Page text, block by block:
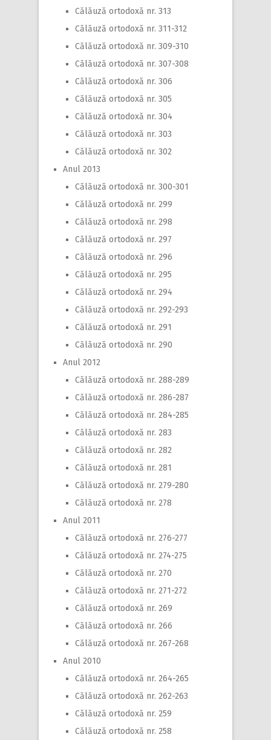
Călăuză ortodoxă nr. 313
Călăuză ortodoxă nr. 311-312
Călăuză ortodoxă nr. 309-310
Călăuză ortodoxă nr. 307-308
Călăuză ortodoxă nr. 306
Călăuză ortodoxă nr. 305
Călăuză ortodoxă nr. 304
Călăuză ortodoxă nr. 303
Călăuză ortodoxă nr. 302
Anul 2013
Călăuză ortodoxă nr. 300-301
Călăuză ortodoxă nr. 299
Călăuză ortodoxă nr. 298
Călăuză ortodoxă nr. 297
Călăuză ortodoxă nr. 296
Călăuză ortodoxă nr. 295
Călăuză ortodoxă nr. 294
Călăuză ortodoxă nr. 292-293
Călăuză ortodoxă nr. 291
Călăuză ortodoxă nr. 290
Anul 2012
Călăuză ortodoxă nr. 288-289
Călăuză ortodoxă nr. 286-287
Călăuză ortodoxă nr. 284-285
Călăuză ortodoxă nr. 283
Călăuză ortodoxă nr. 282
Călăuză ortodoxă nr. 281
Călăuză ortodoxă nr. 279-280
Călăuză ortodoxă nr. 278
Anul 2011
Călăuză ortodoxă nr. 276-277
Călăuză ortodoxă nr. 274-275
Călăuză ortodoxă nr. 270
Călăuză ortodoxă nr. 271-272
Călăuză ortodoxă nr. 269
Călăuză ortodoxă nr. 266
Călăuză ortodoxă nr. 267-268
Anul 2010
Călăuză ortodoxă nr. 264-265
Călăuză ortodoxă nr. 262-263
Călăuză ortodoxă nr. 259
Călăuză ortodoxă nr. 258